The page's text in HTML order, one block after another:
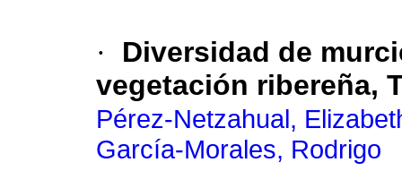
·
Diversidad de
vegetación ribereña,
Pérez-Netzahual,
García-Morales, Rodrigo